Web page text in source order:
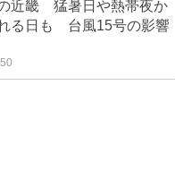
近畿 猛暑日や熱帯夜か
る日も 台風15号の影響